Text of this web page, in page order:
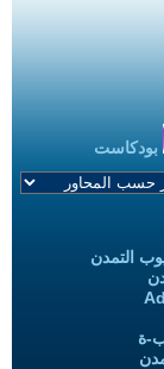
بودكاست
التمدن
ة